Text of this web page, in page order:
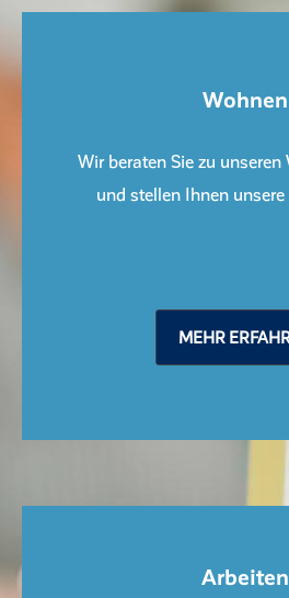
Wohnen
Wir beraten Sie zu
und stellen Ihnen unsere
MEHR
Arbeiten